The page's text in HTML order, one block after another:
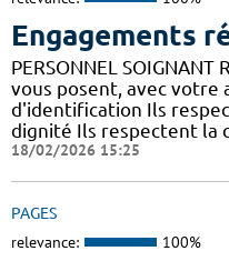
Engagements
PERSONNEL SOIGNANT
vous posent, avec votre
d'identification Ils
dignité Ils respectent la
18/02/2026 15:25
PAGES
relevance: 100%